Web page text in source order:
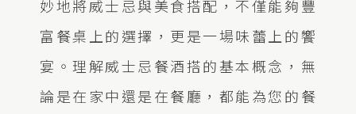
妙地將威士忌與美食搭配，不僅能夠豐
富餐桌上的選擇，更是一場味蕾上的饗
宴。理解威士忌餐酒搭的基本概念，無
論是在家中還是在餐廳，都能為您的餐